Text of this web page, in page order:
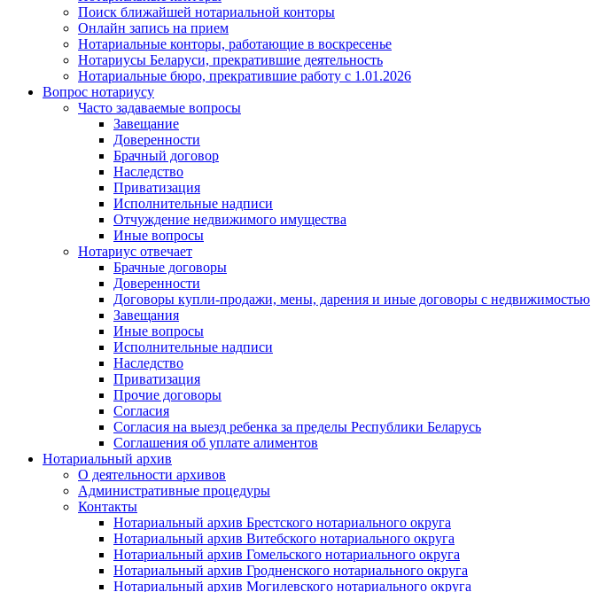
Поиск ближайшей нотариальной конторы
Онлайн запись на прием
Нотариальные конторы, работающие в воскресенье
Нотариусы Беларуси, прекратившие деятельность
Нотариальные бюро, прекратившие работу с 1.01.2026
Вопрос нотариусу
Часто задаваемые вопросы
Завещание
Доверенности
Брачный договор
Наследство
Приватизация
Исполнительные надписи
Отчуждение недвижимого имущества
Иные вопросы
Нотариус отвечает
Брачные договоры
Доверенности
Договоры купли-продажи, мены, дарения и иные договоры с недвижимостью
Завещания
Иные вопросы
Исполнительные надписи
Наследство
Приватизация
Прочие договоры
Согласия
Согласия на выезд ребенка за пределы Республики Беларусь
Соглашения об уплате алиментов
Нотариальный архив
О деятельности архивов
Административные процедуры
Контакты
Нотариальный архив Брестского нотариального округа
Нотариальный архив Витебского нотариального округа
Нотариальный архив Гомельского нотариального округа
Нотариальный архив Гродненского нотариального округа
Нотариальный архив Могилевского нотариального округа